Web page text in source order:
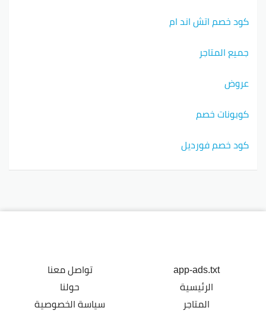
كود خصم اتش اند ام
جميع المتاجر
عروض
كوبونات خصم
كود خصم فورديل
app-ads.txt
الرئيسية
المتاجر
تواصل معنا
حولنا
سياسة الخصوصية